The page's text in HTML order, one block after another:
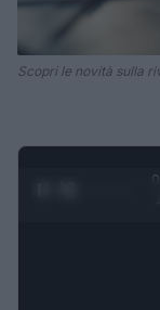
Scopri le novità sulla